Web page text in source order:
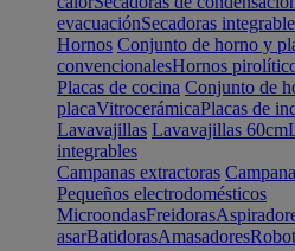
evacuaciónSecadoras
Hornos Conjunto de horno y
convencionalesHornos
Placas de cocina Conjunto de
placaVitrocerámicaPlacas de
Lavavajillas Lavavajillas 60cm
integrables
Campanas extractoras
Pequeños electrodomésticos
MicroondasFreidoras
asarBatidorasAmasadores